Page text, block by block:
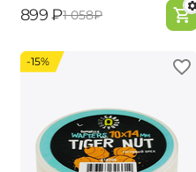
‍899‍ ₽‍1 058‍₽
-15%